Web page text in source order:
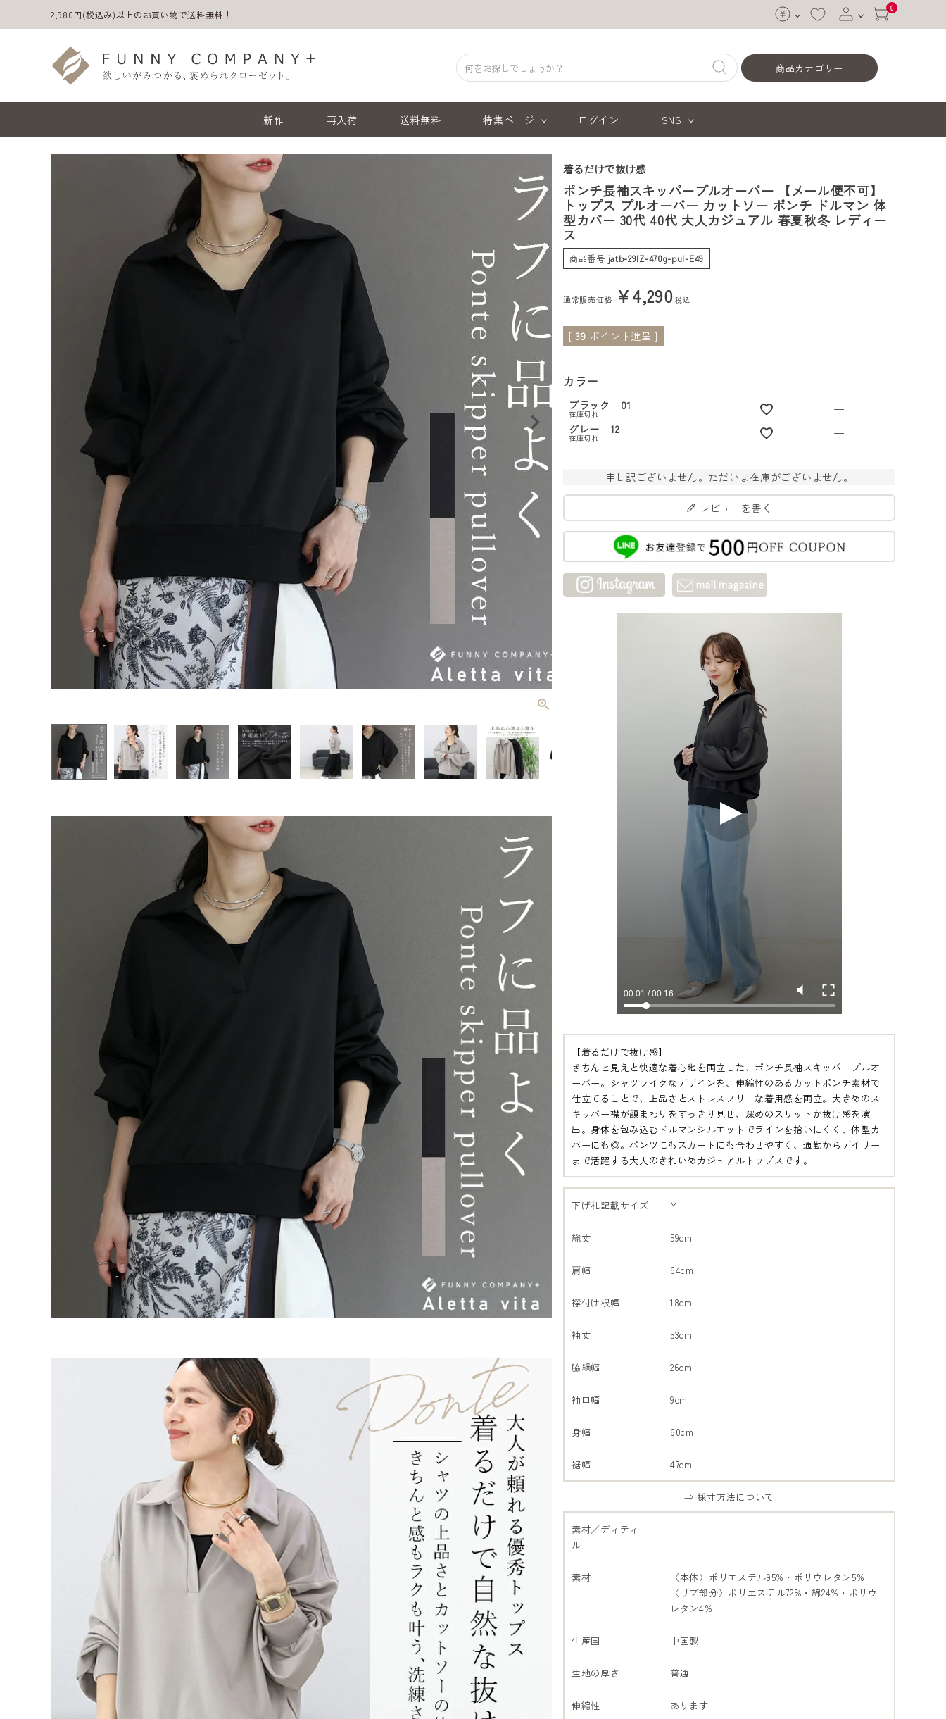
2,980円(税込み)以上のお買い物で送料無料！
会員登録
0
商品カテゴリー
新作 再入荷 送料無料 特集ページ ログイン SNS
ようこそ ゲスト 様
レディーストップス
レディースボトムス
ファッション雑貨
ご利用ガイド
着るだけで抜け感
ポンチ長袖スキッパープルオーバー 【メール便不可】
トップス プルオーバー カットソー ポンチ ドルマン 体
型カバー 30代 40代 大人カジュアル 春夏秋冬 レディー
ス
商品番号 jatb-29IZ-470g-pul-E49
通常販売価格 ¥4,290 税込
[ 39 ポイント進呈 ]
カラー
ブラック 01
在庫切れ
—
グレー 12
在庫切れ —
申し訳ございません。ただいま在庫がございません。
レビューを書く
【着るだけで抜け感】
きちんと見えと快適な着心地を両立した、ポンチ長袖スキッパープルオ
ーバー。シャツライクなデザインを、伸縮性のあるカットポンチ素材で
仕立てることで、上品さとストレスフリーな着用感を両立。大きめのス
キッパー襟が顔まわりをすっきり見せ、深めのスリットが抜け感を演
出。身体を包み込むドルマンシルエットでラインを拾いにくく、体型カ
バーにも◎。パンツにもスカートにも合わせやすく、通勤からデイリー
まで活躍する大人のきれいめカジュアルトップスです。
下げ札記載サイズ M
総丈 59cm
肩幅 64cm
襟付け根幅 18cm
袖丈 53cm
脇繰幅 26cm
袖口幅 9cm
身幅 60cm
裾幅 47cm
⇒ 採寸方法について
素材／ディティー
ル
素材
〈本体〉ポリエステル95%・ポリウレタン5%
〈リブ部分〉ポリエステル72%・綿24%・ポリウ
レタン4%
生産国 中国製
生地の厚さ 普通
伸縮性 あります